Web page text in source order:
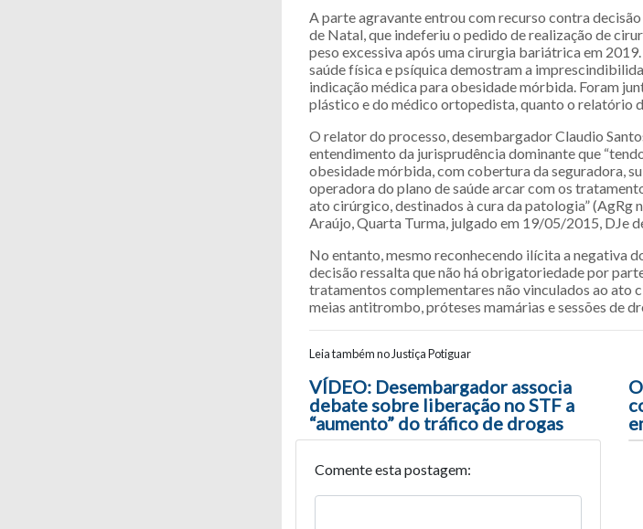
A parte agravante entrou com recurso contra
de Natal, que indeferiu o pedido de realização de
peso excessiva após uma cirurgia bariátrica em
saúde física e psíquica demostram a
indicação médica para obesidade mórbida. Foram
plástico e do médico ortopedista, quanto o relatório
O relator do processo, desembargador Claudio
entendimento da jurisprudência dominante que
obesidade mórbida, com cobertura da seguradora,
operadora do plano de saúde arcar com os
ato cirúrgico, destinados à cura da patologia” (AgRg
Araújo, Quarta Turma, julgado em 19/05/2015, DJe
No entanto, mesmo reconhecendo ilícita a negativa
decisão ressalta que não há obrigatoriedade por
tratamentos complementares não vinculados ao ato
meias antitrombo, próteses mamárias e sessões de
Leia também no Justiça Potiguar
Navegação entre posts
VÍDEO: Desembargador associa
debate sobre liberação no STF a
“aumento” do tráfico de drogas
Comente esta postagem: